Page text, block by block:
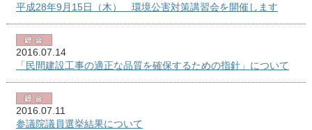
平成28年9月15日（木） 環境公害対策講習会を開催します
2016.07.14
「民間建設工事の適正な品質を確保するための指針」について
2016.07.11
参議院議員選挙結果について